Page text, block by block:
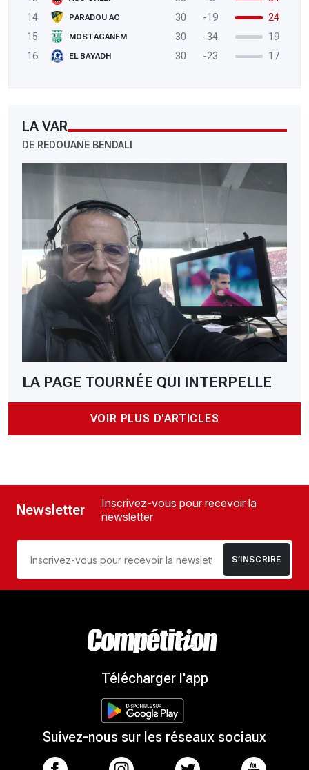
14
PARADOU AC 30 -19
24
15
MOSTAGANEM 30 -34
19
16
EL BAYADH 30 -23 17
LA VAR
DE REDOUANE BENDALI
LA PAGE TOURNÉE QUI INTERPELLE
VOIR PLUS D'ARTICLES
Newsletter
Inscrivez-vous pour recevoir la
newsletter
S’INSCRIRE
Télécharger l'app
Suivez-nous sur les réseaux sociaux